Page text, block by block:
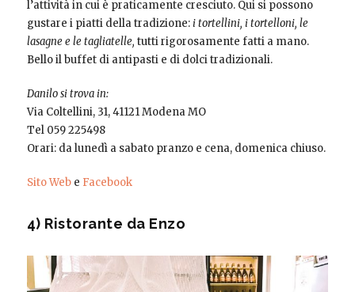
l’attività in cui è praticamente cresciuto. Qui si possono
gustare i piatti della tradizione:i tortellini, i tortelloni, le
lasagne e le tagliatelle, tutti rigorosamente fatti a mano.
Bello il buffet di antipasti e di dolci tradizionali.
Danilo si trova in:
Via Coltellini, 31, 41121 Modena MO
Tel 059 225498
Orari: da lunedì a sabato pranzo e cena, domenica chiuso.
Sito Webe Facebook
4) Ristorante da Enzo